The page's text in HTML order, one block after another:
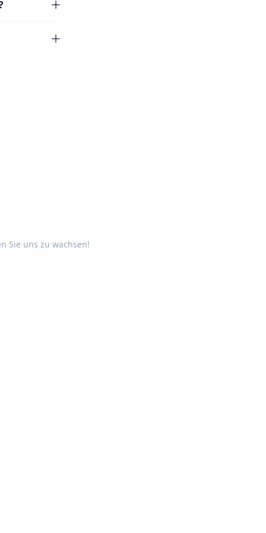
Sie uns zu wachsen!